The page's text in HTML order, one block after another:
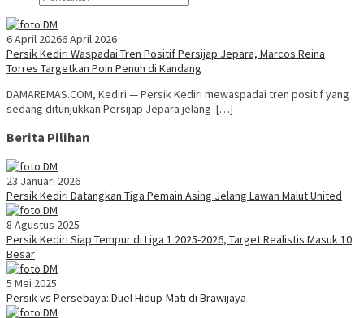
6 April 20266 April 2026
Persik Kediri Waspadai Tren Positif Persijap Jepara, Marcos Reina
Torres Targetkan Poin Penuh di Kandang
DAMAREMAS.COM, Kediri — Persik Kediri mewaspadai tren positif yang
sedang ditunjukkan Persijap Jepara jelang […]
Berita Pilihan
23 Januari 2026
Persik Kediri Datangkan Tiga Pemain Asing Jelang Lawan Malut United
8 Agustus 2025
Persik Kediri Siap Tempur di Liga 1 2025-2026, Target Realistis Masuk 10
Besar
5 Mei 2025
Persik vs Persebaya: Duel Hidup-Mati di Brawijaya